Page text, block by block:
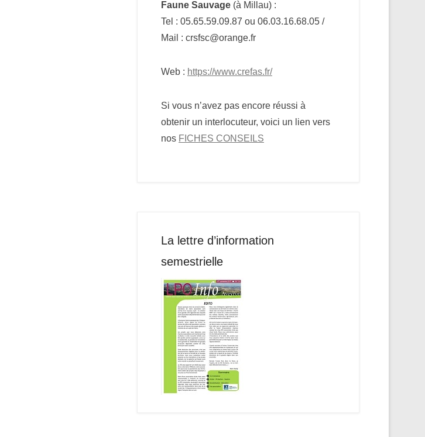
Faune Sauvage (à Millau) :
Tel : 05.65.59.09.87 ou 06.03.16.68.05 /
Mail : crsfsc@orange.fr
Web : https://www.crefas.fr/
Si vous n’avez pas encore réussi à
obtenir un interlocuteur, voici un lien vers
nos FICHES CONSEILS
La lettre d’information
semestrielle